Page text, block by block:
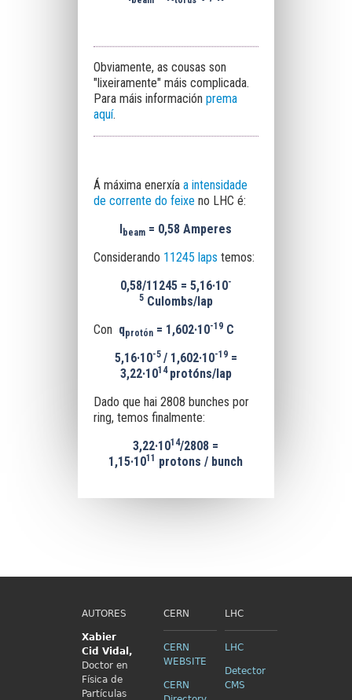
Obviamente, as cousas son
"lixeiramente" máis complicada.
Para máis información prema
aquí.
Á máxima enerxía a intensidade
de corrente do feixe no LHC é:
Ibeam = 0,58 Amperes
Considerando 11245 laps temos:
0,58/11245 = 5,16·10-
5Culombs/lap
Con qprotón= 1,602·10-19C
5,16·10-5 / 1,602·10-19=
3,22·1014 protóns/lap
Dado que hai 2808 bunches por
ring, temos finalmente:
3,22·1014/2808 =
1,15·1011 protons / bunch
AUTORES
Xabier
Cid Vidal,
Doctor en
Física de
Partículas
CERN
CERN
WEBSITE
CERN
LHC
LHC
Detector
CMS